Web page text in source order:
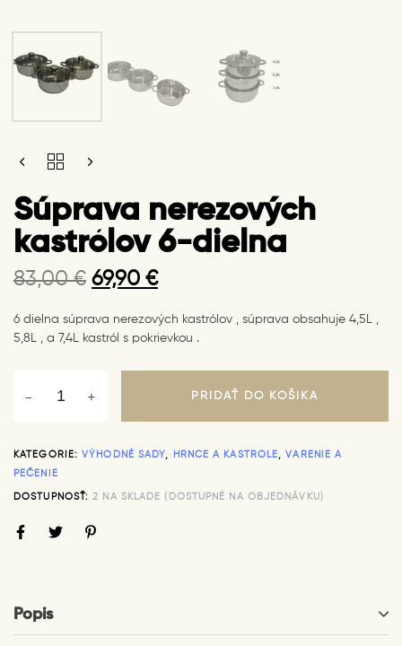
Súprava nerezových
kastrólov 6-dielna
83,00€
Original
was:
83,00 €.
69,90 €
Current
is:
69,90 €.
6 dielna súprava nerezových kastrólov , súprava obsahuje 4,5L ,
5,8L , a 7,4L kastról s pokrievkou .
SÚPRAVA
KASTRÓLOV
6-
DIELNA
QUANTITY
PRIDAŤ DO KOŠÍKA
KATEGÓRIE:VÝHODNÉ SADY HRNCE A KASTRÓLE ,VARENIE A
PEČENIE
DOSTUPNOSŤ:2 NA SKLADE (DOSTUPNÉ NA OBJEDNÁVKU)
Popis